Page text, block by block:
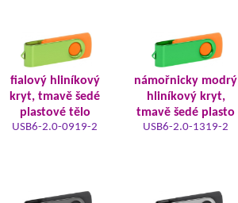
fialový hliníkový
kryt, tmavě šedé
plastové tělo
USB6-2.0-0919-2
námořnicky modrý
hliníkový kryt,
tmavě šedé plasto
USB6-2.0-1319-2